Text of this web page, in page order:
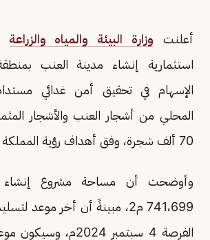
أعلنت وزارة البيئة والمياه والزراعة
استثمارية إنشاء مدينة العنب
الإسهام في تحقيق أمن غدائي
المحلي من أشجار العنب والأشجار
70 ألف شجرة، وفق أهداف رؤية المملكة 2030.
وأوضحت أن مساحة مشروع إنشاء
741،699 م2، مبينةً أن أخر موعد
الفرصة 4 سبتمبر